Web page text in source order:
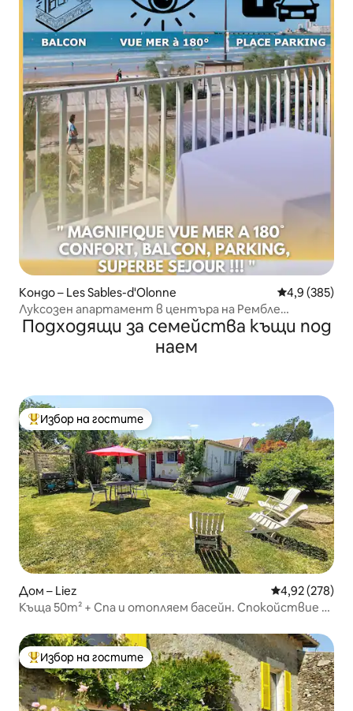
Кондо – Les Sables-d'Olonne Средна
4,9 (385)
Луксозен апартамент в центъра на Рембле
Страхотен изглед към морето
Подходящи за семейства къщи под
наем
Най-популярен избор на гостите
Избор на гостите
Дом – Liez Средна
4,92 (278)
Къща 50m² + Спа и отопляем басейн. Спокойствие и
Най-популярен избор на гостите
Избор на гостите